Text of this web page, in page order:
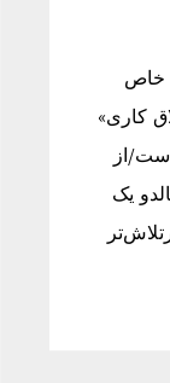
خاص
کاری»
از
یک